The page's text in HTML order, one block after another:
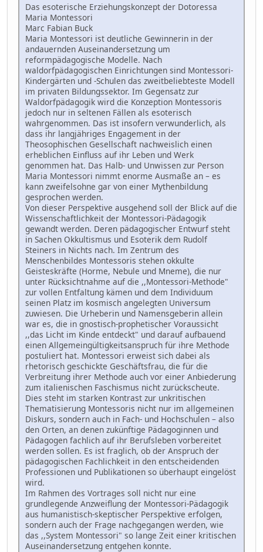
Das esoterische Erziehungskonzept der Dotoressa
Maria Montessori
Marc Fabian Buck
Maria Montessori ist deutliche Gewinnerin in der
andauernden Auseinandersetzung um
reformpädagogische Modelle. Nach
waldorfpädagogischen Einrichtungen sind Montessori-
Kindergärten und -Schulen das zweitbeliebteste Modell
im privaten Bildungssektor. Im Gegensatz zur
Waldorfpädagogik wird die Konzeption Montessoris
jedoch nur in seltenen Fällen als esoterisch
wahrgenommen. Das ist insofern verwunderlich, als
dass ihr langjähriges Engagement in der
Theosophischen Gesellschaft nachweislich einen
erheblichen Einfluss auf ihr Leben und Werk
genommen hat. Das Halb- und Unwissen zur Person
Maria Montessori nimmt enorme Ausmaße an – es
kann zweifelsohne gar von einer Mythenbildung
gesprochen werden.
Von dieser Perspektive ausgehend soll der Blick auf die
Wissenschaftlichkeit der Montessori-Pädagogik
gewandt werden. Deren pädagogischer Entwurf steht
in Sachen Okkultismus und Esoterik dem Rudolf
Steiners in Nichts nach. Im Zentrum des
Menschenbildes Montessoris stehen okkulte
Geisteskräfte (Horme, Nebule und Mneme), die nur
unter Rücksichtnahme auf die ,,Montessori-Methode"
zur vollen Entfaltung kämen und dem Individuum
seinen Platz im kosmisch angelegten Universum
zuwiesen. Die Urheberin und Namensgeberin allein
war es, die in gnostisch-prophetischer Voraussicht
,,das Licht im Kinde entdeckt" und darauf aufbauend
einen Allgemeingültigkeitsanspruch für ihre Methode
postuliert hat. Montessori erweist sich dabei als
rhetorisch geschickte Geschäftsfrau, die für die
Verbreitung ihrer Methode auch vor einer Anbiederung
zum italienischen Faschismus nicht zurückscheute.
Dies steht im starken Kontrast zur unkritischen
Thematisierung Montessoris nicht nur im allgemeinen
Diskurs, sondern auch in Fach- und Hochschulen – also
den Orten, an denen zukünftige Pädagoginnen und
Pädagogen fachlich auf ihr Berufsleben vorbereitet
werden sollen. Es ist fraglich, ob der Anspruch der
pädagogischen Fachlichkeit in den entscheidenden
Professionen und Publikationen so überhaupt eingelöst
wird.
Im Rahmen des Vortrages soll nicht nur eine
grundlegende Anzweiflung der Montessori-Pädagogik
aus humanistisch-skeptischer Perspektive erfolgen,
sondern auch der Frage nachgegangen werden, wie
das ,,System Montessori" so lange Zeit einer kritischen
Auseinandersetzung entgehen konnte.